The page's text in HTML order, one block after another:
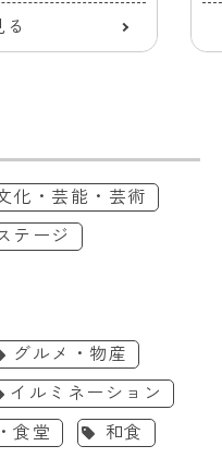
化・芸能・芸術
テージ
グルメ・物産
イルミネーション
食堂
和食